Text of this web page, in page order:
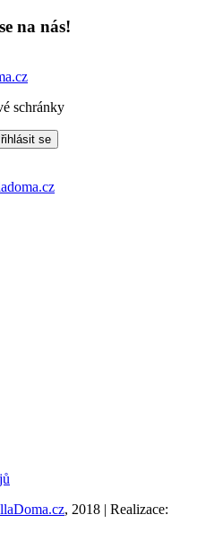
na nás!
schránky
se
, 2018 | Realizace: